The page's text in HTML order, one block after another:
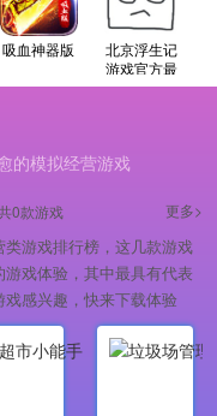
吸血神器版
北京浮生记
游戏官方最
新版
的模拟经营游戏
0款游戏 更多>
游戏排行榜，这几款游戏
戏体验，其中最具有代表
感兴趣，快来下载体验